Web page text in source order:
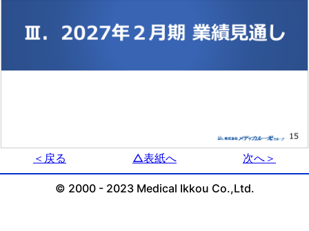
＜戻る △表紙へ 次へ＞
© 2000 - 2023 Medical Ikkou Co.,Ltd.